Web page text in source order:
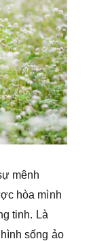
mênh
hòa mình
tinh. Là
sống ảo